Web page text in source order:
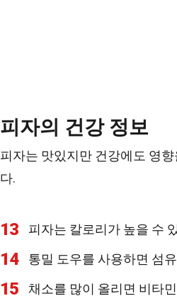
피자의 건강 정보
피자는 맛있지만 건강에도 영
다.
13 피자는 칼로리가 높을 수
14 통밀 도우를 사용하면 섬
15 채소를 많이 올리면 비타